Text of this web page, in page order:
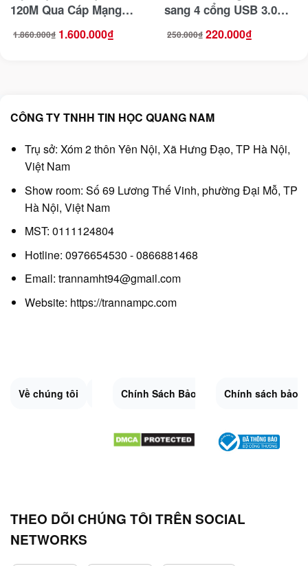
120M Qua Cáp Mạng
Lan RJ45 Ugreen 40283
(Receiver)
1.860.000₫
Giá
gốc 1.600.000₫
Giá
hiện
sang 4 cổng USB 3.0
Ugreen 20290 ( Dây Dài
50CM )
250.000₫
Giá
gốc 220.000₫
Giá
hiện
CÔNG TY TNHH TIN HỌC QUANG NAM
Trụ sở: Xóm 2 thôn Yên Nội, Xã Hưng Đạo, TP Hà Nội,
Việt Nam
Show room: Số 69 Lương Thế Vinh, phường Đại Mỗ, TP
Hà Nội, Việt Nam
MST: 0111124804
Hotline: 0976654530 - 0866881468
Email: trannamht94@gmail.com
Website: https://trannampc.com
Về chúng tôi Liên Hệ Quy Định Chung Sitemap.XML
Chính Sách Bảo Mật Đổi trả và hoàn
Chính sách bảo
THEO DÕI CHÚNG TÔI TRÊN SOCIAL
NETWORKS